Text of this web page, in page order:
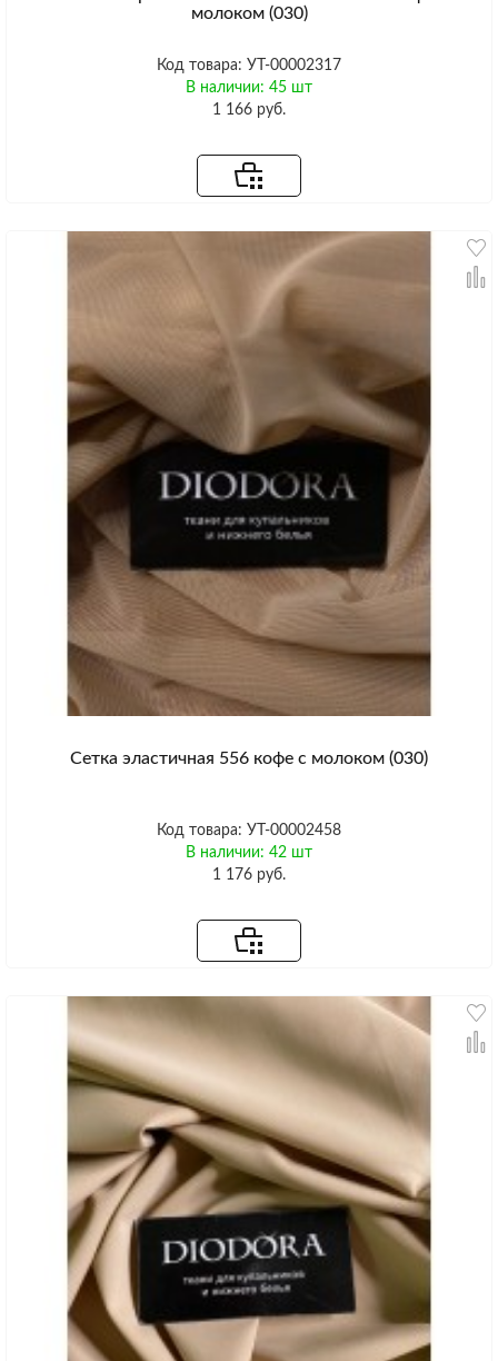
молоком (030)
Код товара: УТ-00002317
В наличии: 45 шт
1 166 руб.
Сетка эластичная 556 кофе с молоком (030)
Код товара: УТ-00002458
В наличии: 42 шт
1 176 руб.